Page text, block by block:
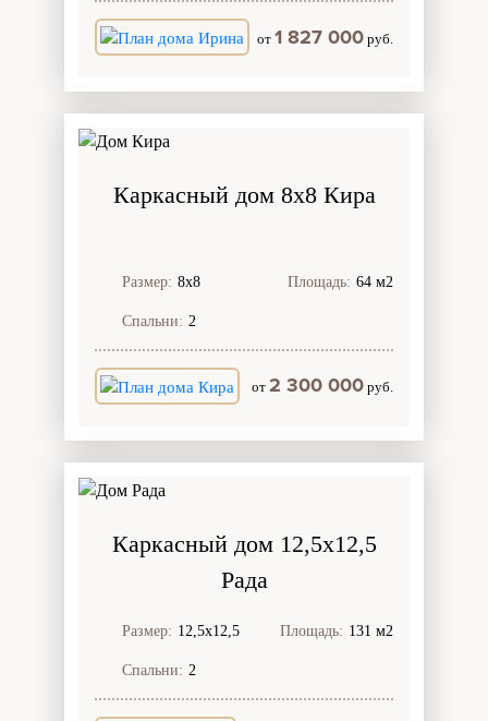
от 1 827 000 руб.
Каркасный дом 8х8 Кира
Размер: 8х8 Площадь: 64 м2
Спальни: 2
от 2 300 000 руб.
Каркасный дом 12,5х12,5
Рада
Размер: 12,5х12,5 Площадь: 131 м2
Спальни: 2